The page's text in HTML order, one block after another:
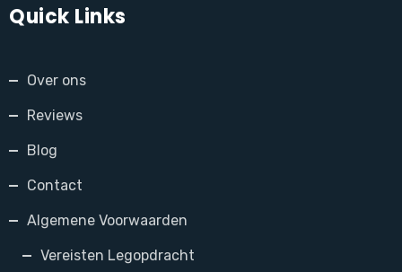
Quick Links
Over ons
Reviews
Blog
Contact
Algemene Voorwaarden
Vereisten Legopdracht